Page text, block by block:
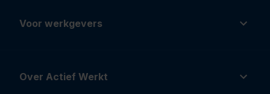
Voor werkgevers
Over Actief Werkt